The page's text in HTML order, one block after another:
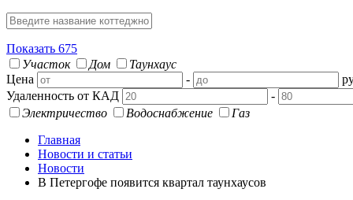
Показать 675
Участок
Дом
Таунхаус
Цена
-
Удаленность от КАД
-
Электричество
Водоснабжение
Газ
Главная
Новости и статьи
Новости
В Петергофе появится квартал таунхаусов